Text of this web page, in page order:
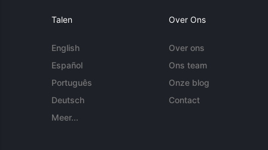
Talen
English
Español
Português
Deutsch
Meer...
Over Ons
Over ons
Ons team
Onze blog
Contact